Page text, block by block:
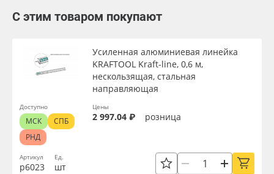
С этим товаром покупают
Артикул
р6023
Усиленная алюминиевая линейка
KRAFTOOL Kraft-line, 0,6 м,
нескользящая, стальная
направляющая
Ед.
шт
Цены
2 997.04 ₽ розница
Доступно
МСК
СПБ
РНД